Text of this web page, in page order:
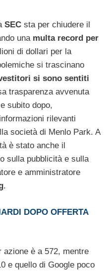
SEC sta per chiudere il
una multa record per
di dollari per la
si trascinano
si sono sentiti
trasparenza avvenuta
subito dopo,
rilevanti
società di Menlo Park. A
è stato anche il
sulla pubblicità e sulla
e amministratore
.
DOPO OFFERTA
azione è a 572, mentre
e quello di Google poco